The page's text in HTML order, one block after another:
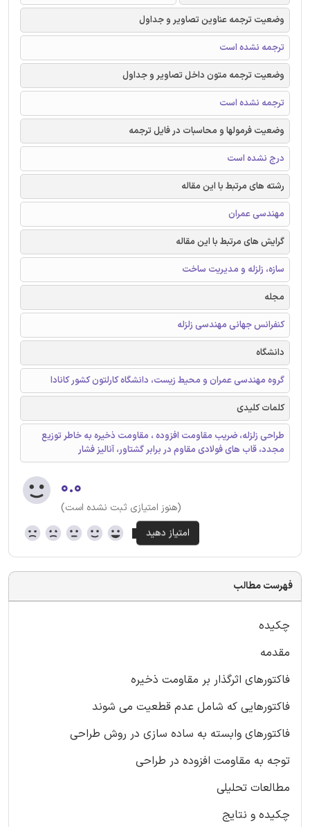
وضعیت ترجمه عناوین تصاویر و جداول
ترجمه نشده است
وضعیت ترجمه متون داخل تصاویر و جداول
ترجمه نشده است
وضعیت فرمولها و محاسبات در فایل ترجمه
درج نشده است
رشته های مرتبط با این مقاله
مهندسی عمران
گرایش های مرتبط با این مقاله
سازه، زلزله و مدیریت ساخت
مجله
کنفرانس جهانی مهندسی زلزله
دانشگاه
گروه مهندسی عمران و محیط زیست، دانشگاه کارلتون کشور کانادا
کلمات کلیدی
طراحی زلزله، ضریب مقاومت افزوده ، مقاومت ذخیره به خاطر توزیع
مجدد، قاب های فولادی مقاوم در برابر گشتاور، آنالیز فشار
۰.۰
(هنوز امتیازی ثبت نشده است)
فهرست مطالب
چکیده
مقدمه
فاکتورهای اثرگذار بر مقاومت ذخیره
فاکتورهایی که شامل عدم قطعیت می شوند
فاکتورهای وابسته به ساده سازی در روش طراحی
توجه به مقاومت افزوده در طراحی
مطالعات تحلیلی
چکیده و نتایج